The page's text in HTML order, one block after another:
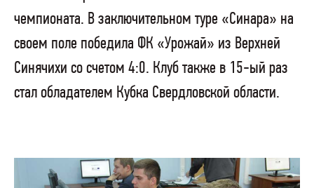
чемпионата. В заключительном туре «Синара» на
своем поле победила ФК «Урожай» из Верхней
Синячихи со счетом 4:0. Клуб также в 15-ый раз
стал обладателем Кубка Свердловской области.